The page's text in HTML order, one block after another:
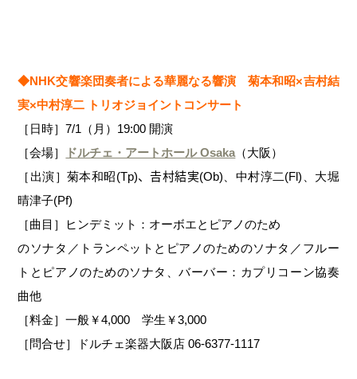
◆NHK交響楽団奏者による華麗なる響演 菊本和昭×吉村結
実×中村淳二 トリオジョイントコンサート
［日時］7/1（月）19:00 開演
［会場］
ドルチェ・アートホール Osaka （大阪）
［出演］菊本和昭(Tp)、𠮷村結実(Ob)、中村淳二(Fl)、大堀
晴津子(Pf)
［曲目］ヒンデミット：オーボエとピアノのため
のソナタ／トランペットとピアノのためのソナタ／フルー
トとピアノのためのソナタ、バーバー：カプリコーン協奏
曲他
［料金］一般￥4,000 学生￥3,000
［問合せ］ドルチェ楽器大阪店 06-6377-1117